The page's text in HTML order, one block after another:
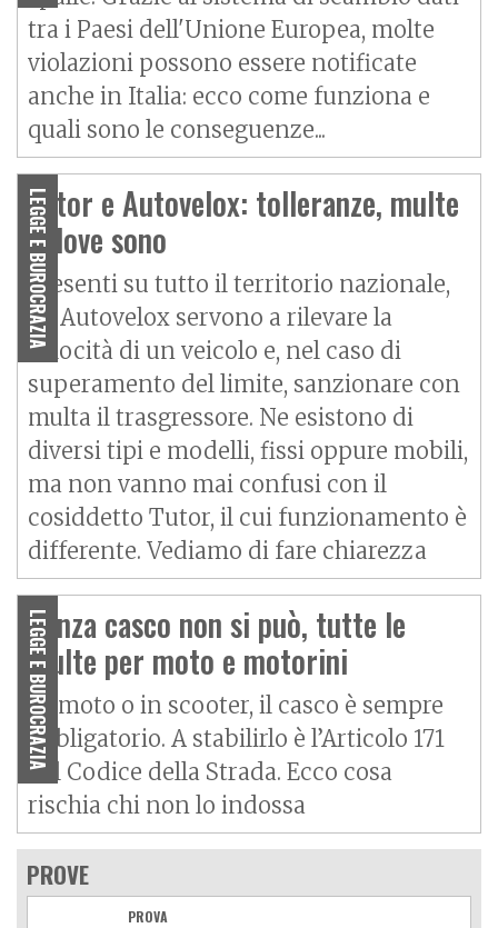
tra i Paesi dell'Unione Europea, molte
violazioni possono essere notificate
anche in Italia: ecco come funziona e
quali sono le conseguenze...
LEGGE E BUROCRAZIA
Tutor e Autovelox: tolleranze, multe
e dove sono
Presenti su tutto il territorio nazionale,
gli Autovelox servono a rilevare la
velocità di un veicolo e, nel caso di
superamento del limite, sanzionare con
multa il trasgressore. Ne esistono di
diversi tipi e modelli, fissi oppure mobili,
ma non vanno mai confusi con il
cosiddetto Tutor, il cui funzionamento è
differente. Vediamo di fare chiarezza
LEGGE E BUROCRAZIA
Senza casco non si può, tutte le
multe per moto e motorini
In moto o in scooter, il casco è sempre
obbligatorio. A stabilirlo è l’Articolo 171
del Codice della Strada. Ecco cosa
rischia chi non lo indossa
PROVE
PROVA